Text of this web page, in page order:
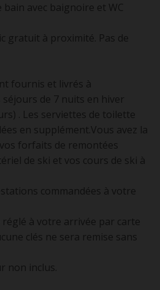
avec baignoire et WC
gratuit à proximité. Pas de
fournis et livrés à
de 7 nuits en hiver
. Les serviettes de toilette
en supplément.Vous avez la
forfaits de remontées
de ski et vos cours de ski à
commandées à votre
à votre arrivée par carte
clés ne sera remise sans
non inclus.